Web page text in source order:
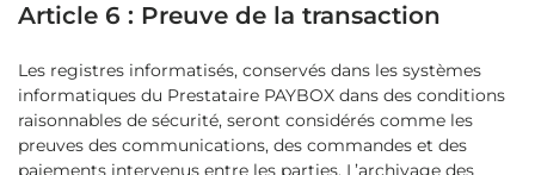
Article 6 : Preuve de la transaction
Les registres informatisés, conservés dans les systèmes
informatiques du Prestataire PAYBOX dans des conditions
raisonnables de sécurité, seront considérés comme les
preuves des communications, des commandes et des
paiements intervenus entre les parties. L’archivage des